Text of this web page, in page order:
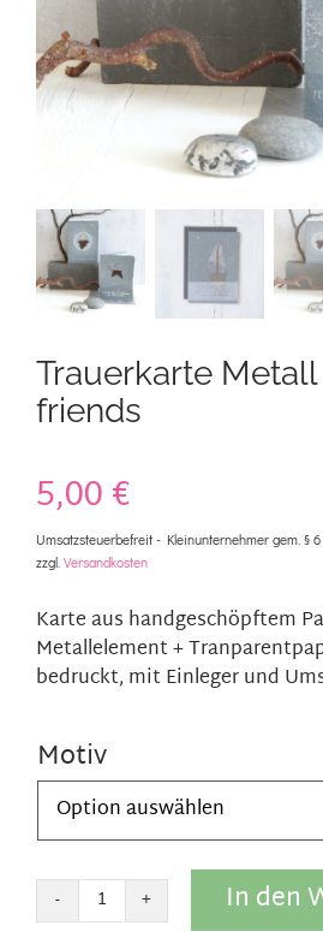
Kontakt
Mein Konto
Trauerkarte
friends
5,00€
Umsatzsteuerbefreit - Kleinunternehmer gem. § 6
zzgl. Versandkosten
Karte aus handgeschöpftem
Metallelement +
bedruckt, mit Einleger und
Motiv
Trauerkarte
In den